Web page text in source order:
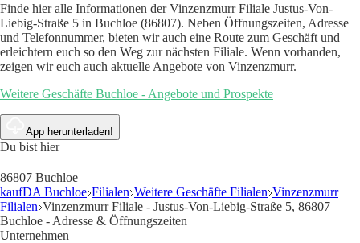
Finde hier alle Informationen der Vinzenzmurr Filiale Justus-Von-
Liebig-Straße 5 in Buchloe (86807). Neben Öffnungszeiten, Adresse
und Telefonnummer, bieten wir auch eine Route zum Geschäft und
erleichtern euch so den Weg zur nächsten Filiale. Wenn vorhanden,
zeigen wir euch auch aktuelle Angebote von Vinzenzmurr.
Weitere Geschäfte Buchloe - Angebote und Prospekte
App herunterladen!
Du bist hier
86807 Buchloe
kaufDA Buchloe Filialen Weitere Geschäfte Filialen Vinzenzmurr
Filialen Vinzenzmurr Filiale - Justus-Von-Liebig-Straße 5, 86807
Buchloe - Adresse & Öffnungszeiten
Unternehmen